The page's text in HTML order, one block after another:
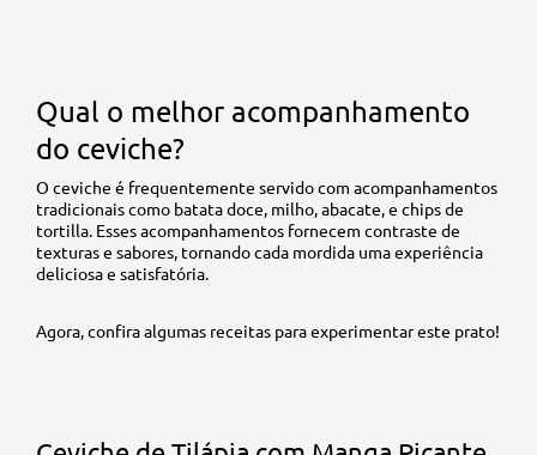
Qual o melhor acompanhamento
do ceviche?
O ceviche é frequentemente servido com acompanhamentos
tradicionais como batata doce, milho, abacate, e chips de
tortilla. Esses acompanhamentos fornecem contraste de
texturas e sabores, tornando cada mordida uma experiência
deliciosa e satisfatória.
Agora, confira algumas receitas para experimentar este prato!